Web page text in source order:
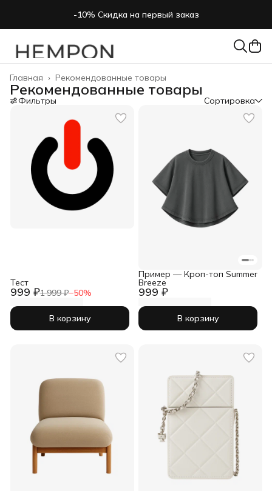
-10% Скидка на первый заказ
Рекомендованные товары
Главная ›
Рекомендованные товары
Фильтры Сортировка
999 ₽1 999 ₽−50%
Тест
В корзину
999 ₽
Пример — Кроп-топ Summer
Breeze
В корзину